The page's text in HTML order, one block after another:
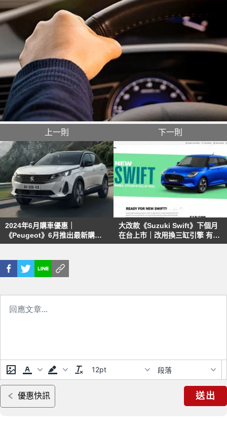
上一則
2024年6月購車優惠｜
《Peugeot》6月推出最新購車
方案
下一則
大改款《Suzuki Swift》下個月
在台上市｜改用換三缸引擎 有望
升級LV.2與電子式手煞車
12pt 段落
優惠快訊 送出